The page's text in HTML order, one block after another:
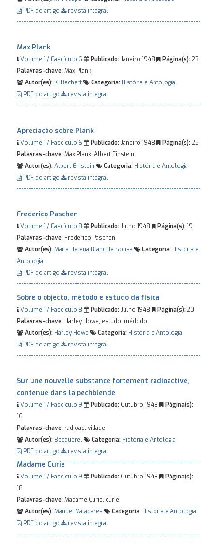
PDF do artigo
revista integral
Max Plank
Volume 1 / Fascículo 6 Publicado:Janeiro 1948 Página(s):23
Palavras-chave:Max Plank
Autor(es): K. Bechert Categoria: História e Antologia
PDF do artigo
revista integral
Apreciação sobre Plank
Volume 1 / Fascículo 6 Publicado:Janeiro 1948 Página(s):25
Palavras-chave:Max Plank, Albert Einstein
Autor(es):Albert Einstein Categoria: História e Antologia
PDF do artigo
revista integral
Frederico Paschen
Volume 1 / Fascículo 8 Publicado:Julho 1948 Página(s):19
Palavras-chave: Frederico Paschen
Autor(es):Maria Helena Blanc de Sousa Categoria: História e
Antologia
PDF do artigo
revista integral
Sobre o objecto, método e estudo da física
Volume 1 / Fascículo 8 Publicado:Julho 1948 Página(s):20
Palavras-chave: Harley Howe, estudo, médodo
Autor(es): Harley Howe Categoria: História e Antologia
PDF do artigo
revista integral
Sur une nouvelle substance fortement radioactive,
contenue dans la pechblende
Volume 1 / Fascículo 9 Publicado: Outubro 1948
Página(s):
16
Palavras-chave: radioactividade
Autor(es): Becquerel Categoria: História e Antologia
PDF do artigo
revista integral
Madame Curie
Volume 1 / Fascículo 9 Publicado: Outubro 1948
Página(s):
18
Palavras-chave:Madame Curie, curie
Autor(es):Manuel Valadares Categoria: História e Antologia
PDF do artigo
revista integral